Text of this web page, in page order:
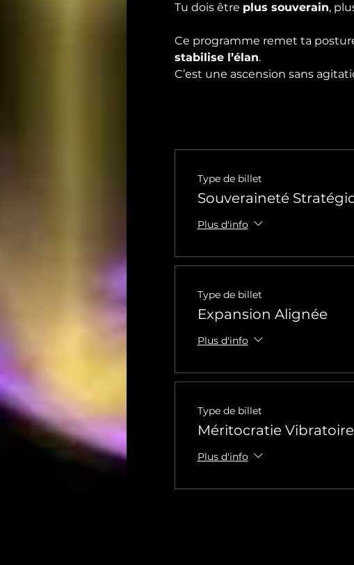
Tu dois être plus souverain,
Ce programme remet ta
stabilise l’élan.
C’est une ascension sans
Type de billet
Souveraineté
Plus d'info
Type de billet
Expansion Alignée
Plus d'info
Type de billet
Méritocratie Vibratoire
Plus d'info